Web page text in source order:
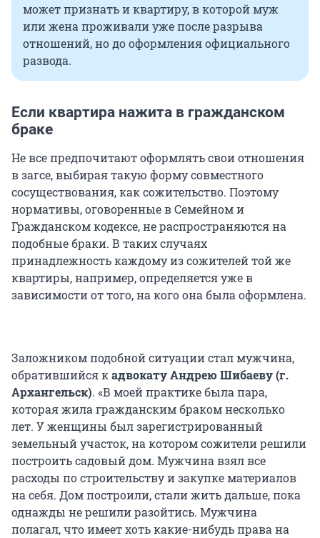
может признать и квартиру, в которой муж
или жена проживали уже после разрыва
отношений, но до оформления официального
развода.
Если квартира нажита в гражданском
браке
Не все предпочитают оформлять свои отношения
в загсе, выбирая такую форму совместного
сосуществования, как сожительство. Поэтому
нормативы, оговоренные в Семейном и
Гражданском кодексе, не распространяются на
подобные браки. В таких случаях
принадлежность каждому из сожителей той же
квартиры, например, определяется уже в
зависимости от того, на кого она была оформлена.
Заложником подобной ситуации стал мужчина,
обратившийся кадвокату Андрею Шибаеву (г.
Архангельск). «В моей практике была пара,
которая жила гражданским браком несколько
лет. У женщины был зарегистрированный
земельный участок, на котором сожители решили
построить садовый дом. Мужчина взял все
расходы по строительству и закупке материалов
на себя. Дом построили, стали жить дальше, пока
однажды не решили разойтись. Мужчина
полагал, что имеет хоть какие-нибудь права на